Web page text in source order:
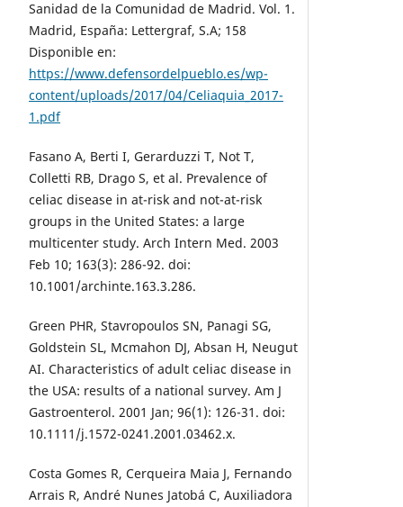
Sanidad de la Comunidad de Madrid. Vol. 1.
Madrid, España: Lettergraf, S.A; 158
Disponible en:
https://www.defensordelpueblo.es/wp-
content/uploads/2017/04/Celiaquia_2017-
1.pdf
Fasano A, Berti I, Gerarduzzi T, Not T,
Colletti RB, Drago S, et al. Prevalence of
celiac disease in at-risk and not-at-risk
groups in the United States: a large
multicenter study. Arch Intern Med. 2003
Feb 10; 163(3): 286-92. doi:
10.1001/archinte.163.3.286.
Green PHR, Stavropoulos SN, Panagi SG,
Goldstein SL, Mcmahon DJ, Absan H, Neugut
AI. Characteristics of adult celiac disease in
the USA: results of a national survey. Am J
Gastroenterol. 2001 Jan; 96(1): 126-31. doi:
10.1111/j.1572-0241.2001.03462.x.
Costa Gomes R, Cerqueira Maia J, Fernando
Arrais R, André Nunes Jatobá C, Auxiliadora